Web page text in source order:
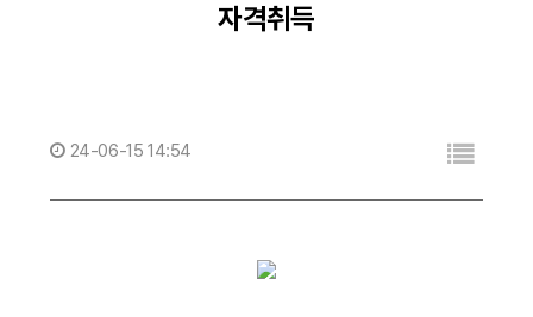
자격취득
24-06-15 14:54